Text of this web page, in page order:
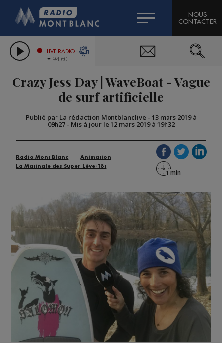
LES CHRONIQUES DE L'EXPERT
CITIZEN MACHINERY
GRAND MASSIF DOMAINES SKIABLES
BIGARD
COMPAGNIE DU MONT-BLANC
NOUS
CONTACTER
LIVE RADIO
94.60
Crazy Jess Day | WaveBoat - Vague
de surf artificielle
Publié par La rédaction Montblanclive - 13 mars 2019 à
09h27- Mis à jour le 12 mars 2019 à 19h32
Radio Mont Blanc
Animation
La Matinale des Super Lève-Tôt